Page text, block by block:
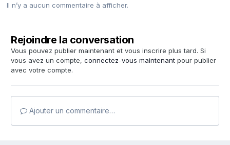
Il n’y a aucun commentaire à afficher.
Rejoindre la conversation
Vous pouvez publier maintenant et vous inscrire plus tard. Si
vous avez un compte, connectez-vous maintenant pour publier
avec votre compte.
Ajouter un commentaire…